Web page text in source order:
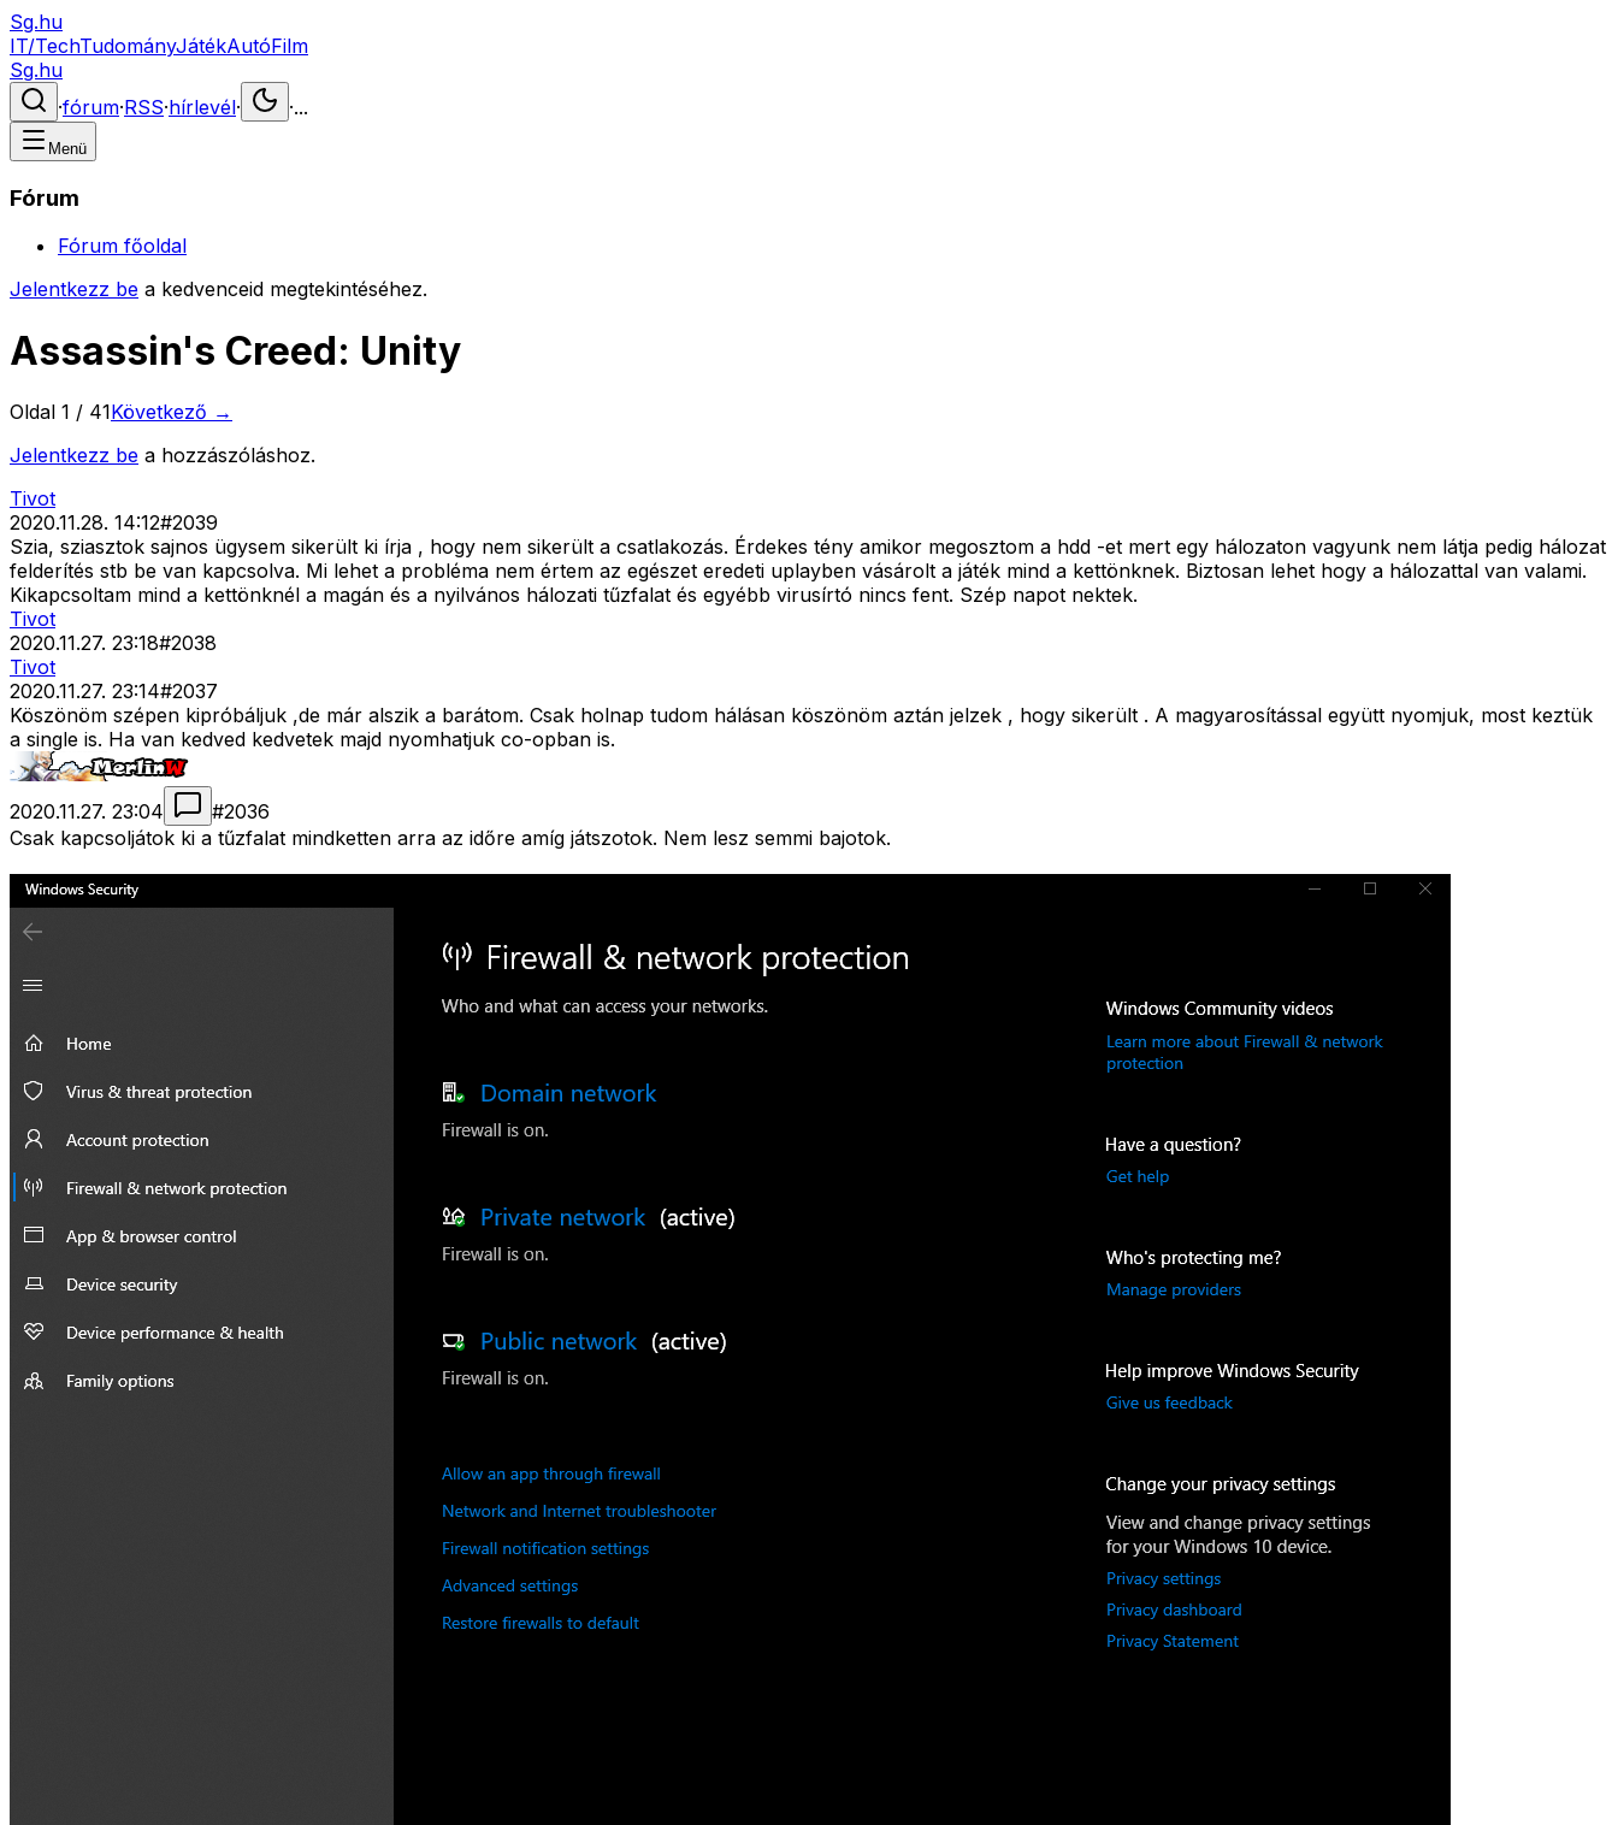
Sg.hu
IT/TechTudományJátékAutóFilm
Sg.hu
·fórum·RSS·hírlevél· ·...
Menü
Fórum
Fórum főoldal
Jelentkezz be a kedvenceid megtekintéséhez.
Assassin's Creed: Unity
Oldal 1 / 41Következő →
Jelentkezz be a hozzászóláshoz.
Tivot
2020.11.28. 14:12#2039
Szia, sziasztok sajnos ügysem sikerült ki írja , hogy nem sikerült a csatlakozás. Érdekes tény amikor megosztom a hdd -et mert egy hálozaton vagyunk nem látja pedig hálozat
felderítés stb be van kapcsolva. Mi lehet a probléma nem értem az egészet eredeti uplayben vásárolt a játék mind a kettönknek. Biztosan lehet hogy a hálozattal van valami.
Kikapcsoltam mind a kettönknél a magán és a nyilvános hálozati tűzfalat és egyébb virusírtó nincs fent. Szép napot nektek.
Tivot
2020.11.27. 23:18#2038
Tivot
2020.11.27. 23:14#2037
Köszönöm szépen kipróbáljuk ,de már alszik a barátom. Csak holnap tudom hálásan köszönöm aztán jelzek , hogy sikerült . A magyarosítással együtt nyomjuk, most keztük
a single is. Ha van kedved kedvetek majd nyomhatjuk co-opban is.
2020.11.27. 23:04 #2036
Csak kapcsoljátok ki a tűzfalat mindketten arra az időre amíg játszotok. Nem lesz semmi bajotok.